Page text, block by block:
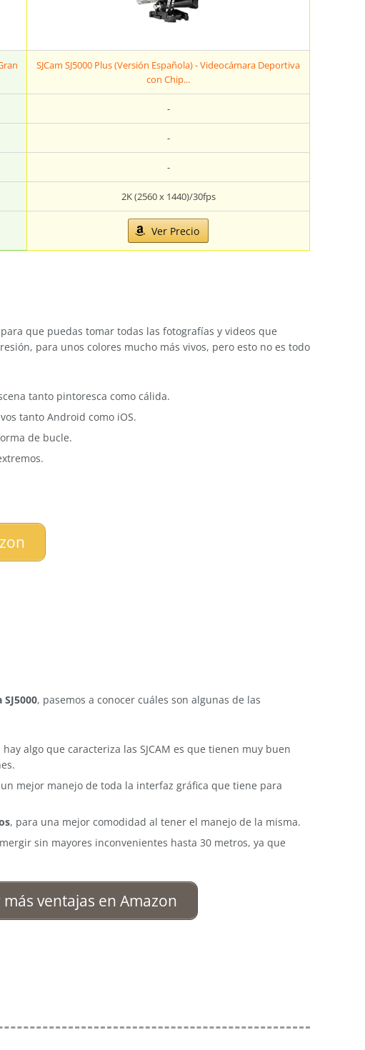
SJCam SJ5000 Plus (Versión Española) - Videocámara Deportiva
con Chip...
-
-
-
2K (2560 x 1440)/30fps
Ver Precio
que puedas tomar todas las fotografías y videos que
para unos colores mucho más vivos, pero esto no es todo
tanto pintoresca como cálida.
tanto Android como iOS.
de bucle.
, pasemos a conocer cuáles son algunas de las
hay algo que caracteriza las SJCAM es que tienen muy buen
mejor manejo de toda la interfaz gráfica que tiene para
, para una mejor comodidad al tener el manejo de la misma.
sin mayores inconvenientes hasta 30 metros, ya que
más ventajas en Amazon